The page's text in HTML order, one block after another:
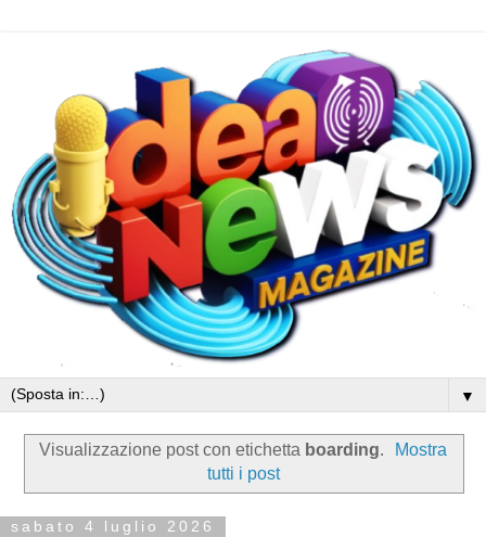
▼
Visualizzazione post con etichetta boarding.
Mostra
tutti i post
sabato 4 luglio 2026